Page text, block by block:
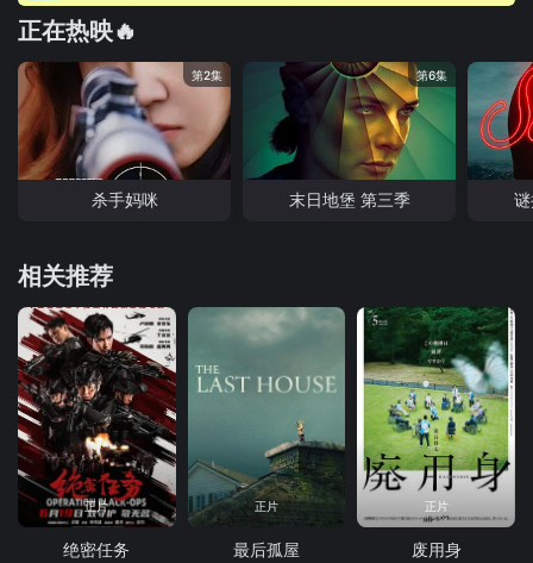
正在热映🔥
第2集
杀手妈咪
第6集
末日地堡 第三季
相关推荐
正片
绝密任务
正片
最后孤屋
正片
废用身